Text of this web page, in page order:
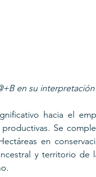
en su
hacia el
Se
en
y territorio de